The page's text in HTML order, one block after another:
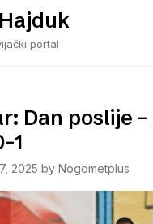
portal
Dan poslije –
1
2025 by Nogometplus